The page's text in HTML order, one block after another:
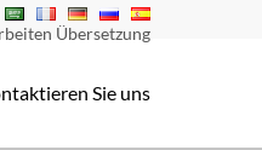
Übersetzung
Sie uns